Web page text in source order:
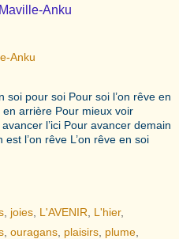
Anku
Anku
soi pour soi Pour soi l’on rêve en
en arrière Pour mieux voir
l’ici Pour avancer demain
l’on rêve L’on rêve en soi
joies L'AVENIR L'hier,
ouragans plaisirs plume